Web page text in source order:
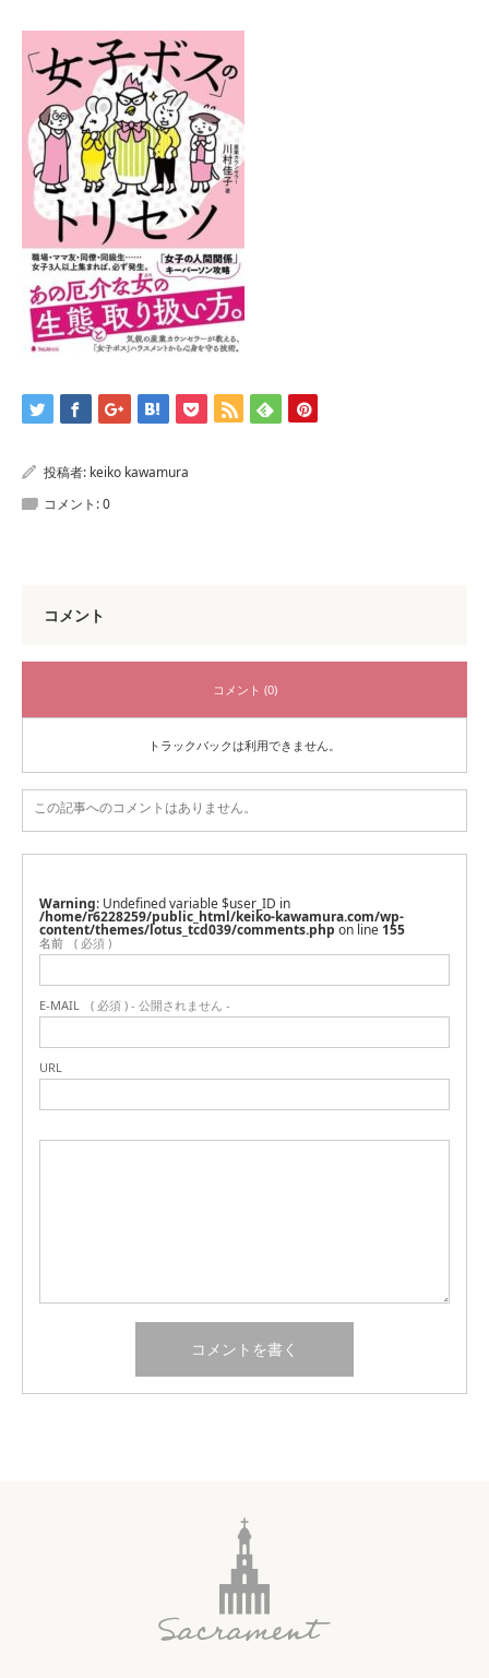
投稿者: keiko kawamura
コメント:0
コメント
コメント (0)
トラックバックは利用できません。
この記事へのコメントはありません。
Warning : Undefined variable $user_ID in
/home/r6228259/public_html/keiko-kawamura.com/wp-
content/themes/lotus_tcd039/comments.php on line 155
名前 ( 必須 )
E-MAIL ( 必須 ) - 公開されません -
URL